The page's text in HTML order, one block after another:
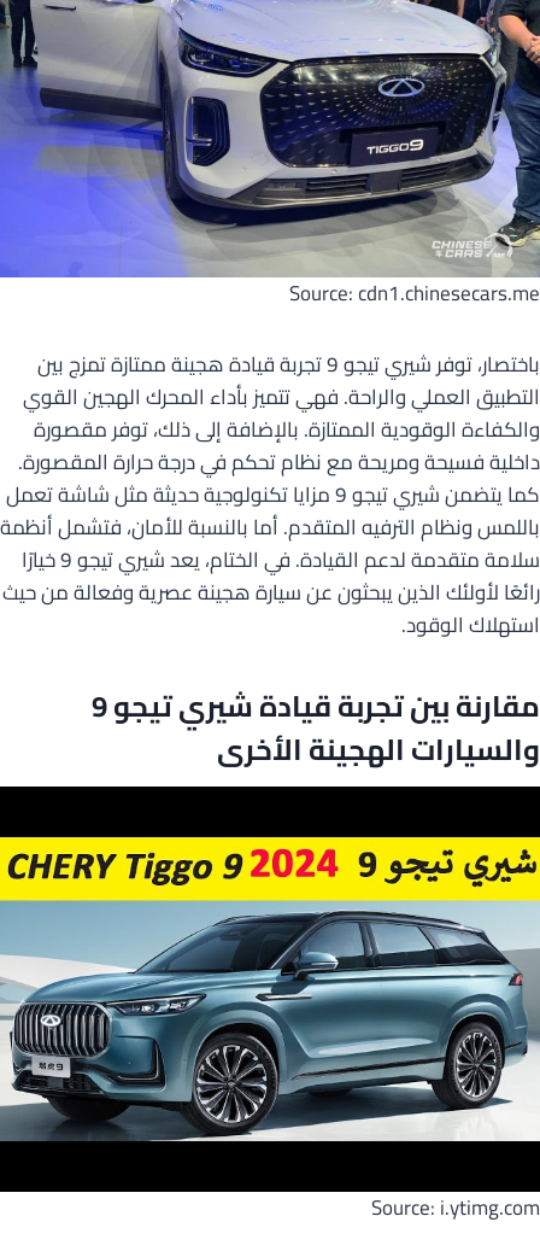
Source: cdn1.chinesecars.me
باختصار، توفر شيري تيجو 9 تجربة قيادة هجينة ممتازة تمزج بين
التطبيق العملي والراحة. فهي تتميز بأداء المحرك الهجين القوي
والكفاءة الوقودية الممتازة. بالإضافة إلى ذلك، توفر مقصورة
داخلية فسيحة ومريحة مع نظام تحكم في درجة حرارة المقصورة.
كما يتضمن شيري تيجو 9 مزايا تكنولوجية حديثة مثل شاشة تعمل
باللمس ونظام الترفيه المتقدم. أما بالنسبة للأمان، فتشمل أنظمة
سلامة متقدمة لدعم القيادة. في الختام، يعد شيري تيجو 9 خيارًا
رائعًا لأولئك الذين يبحثون عن سيارة هجينة عصرية وفعالة من حيث
استهلاك الوقود.
مقارنة بين تجربة قيادة شيري تيجو 9
والسيارات الهجينة الأخرى
Source: i.ytimg.com